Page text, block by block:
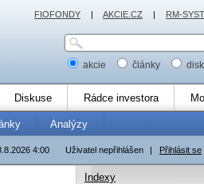
akcie články
Diskuse Rádce investora
Analýzy
Uživatel nepřihlášen | Přihlásit se
4:00
Indexy
FIOFONDY | AKCIE.CZ | RM-